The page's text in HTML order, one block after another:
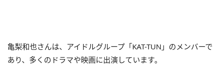
亀梨和也さんは、アイドルグループ「KAT-TUN」のメンバーで
あり、多くのドラマや映画に出演しています。